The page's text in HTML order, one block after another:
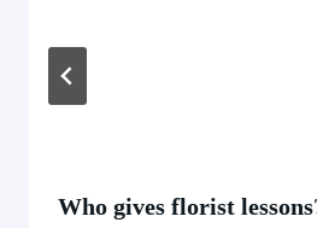
Who gives florist